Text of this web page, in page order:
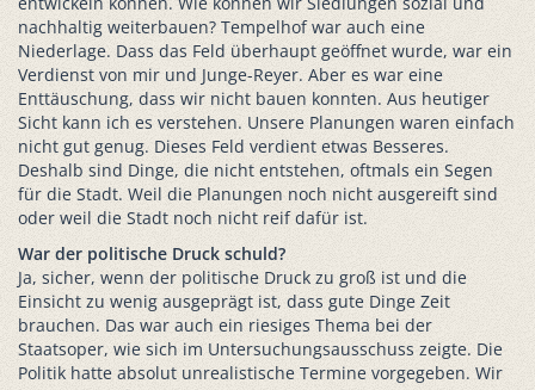
nachhaltig weiterbauen? Tempelhof war auch eine
Niederlage. Dass das Feld überhaupt geöffnet wurde, war ein
Verdienst von mir und Junge-Reyer. Aber es war eine
Enttäuschung, dass wir nicht bauen konnten. Aus heutiger
Sicht kann ich es verstehen. Unsere Planungen waren einfach
nicht gut genug. Dieses Feld verdient etwas Besseres.
Deshalb sind Dinge, die nicht entstehen, oftmals ein Segen
für die Stadt. Weil die Planungen noch nicht ausgereift sind
oder weil die Stadt noch nicht reif dafür ist.
War der politische Druck schuld?
Ja, sicher, wenn der politische Druck zu groß ist und die
Einsicht zu wenig ausgeprägt ist, dass gute Dinge Zeit
brauchen. Das war auch ein riesiges Thema bei der
Staatsoper, wie sich im Untersuchungsausschuss zeigte. Die
Politik hatte absolut unrealistische Termine vorgegeben. Wir